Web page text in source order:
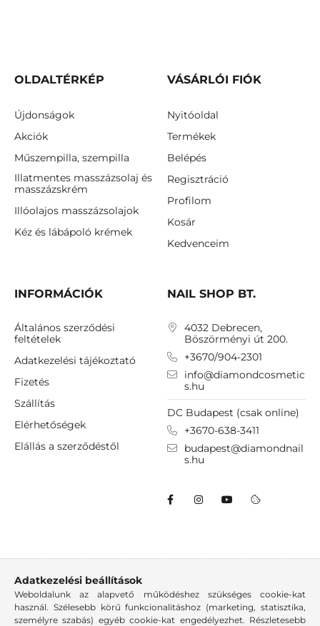
OLDALTÉRKÉP
Újdonságok
Akciók
Műszempilla, szempilla
Illatmentes masszázsolaj és
masszázskrém
Illóolajos masszázsolajok
Kéz és lábápoló krémek
VÁSÁRLÓI FIÓK
Nyitóoldal
Termékek
Belépés
Regisztráció
Profilom
Kosár
Kedvenceim
INFORMÁCIÓK
Általános szerződési
feltételek
Adatkezelési tájékoztató
Fizetés
Szállítás
Elérhetőségek
Elállás a szerződéstől
NAIL SHOP BT.
4032 Debrecen,
Böszörményi út 200.
+3670/904-2301
info@diamondcosmetic
s.hu
DC Budapest (csak online)
+3670-638-3411
budapest@diamondnail
s.hu
Adatkezelési beállítások
Weboldalunk az alapvető működéshez szükséges cookie-kat
használ. Szélesebb körű funkcionalitáshoz (marketing, statisztika,
személyre szabás) egyéb cookie-kat engedélyezhet. Részletesebb